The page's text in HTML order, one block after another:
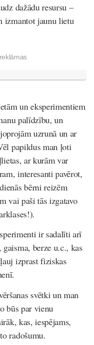
dažādu resursu –
izmantot jaunu lietu
un eksperimentiem
palīdzību, un
uzrunā un ar
papildus man ļoti
ar kurām var
interesanti pavērot,
bērni reizēm
vai paši tās izgatavo
ir sadalīti arī
berze u.c., kas
izprast fiziskas
svētki un man
būs par vienu
kas, iespējams,
radošumu.